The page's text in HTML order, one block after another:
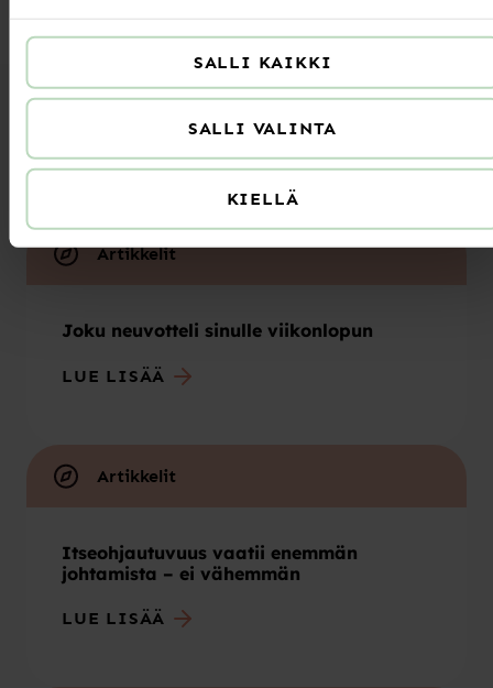
SALLI KAIKKI
SALLI VALINTA
KIELLÄ
Luitko jo nämä?
Artikkelit
Joku neuvotteli sinulle viikonlopun
LUE LISÄÄ
Artikkelit
Itseohjautuvuus vaatii enemmän
johtamista – ei vähemmän
LUE LISÄÄ